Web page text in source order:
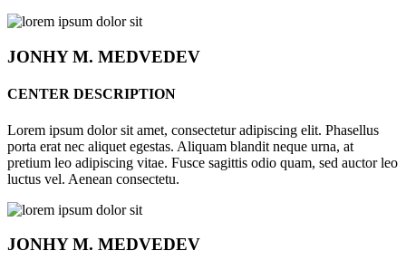
JONHYM. MEDVEDEV
CENTER DESCRIPTION
Lorem ipsum dolor sit amet, consectetur adipiscing elit. Phasellus
porta erat nec aliquet egestas. Aliquam blandit neque urna, at
pretium leo adipiscing vitae. Fusce sagittis odio quam, sed auctor leo
luctus vel. Aenean consectetu.
JONHYM. MEDVEDEV